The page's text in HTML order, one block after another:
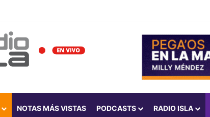
NOTAS MÁS VISTAS PODCASTS RADIO ISLA